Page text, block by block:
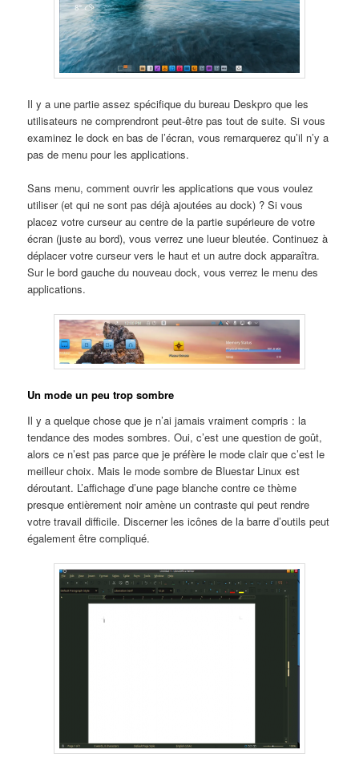
Il y a une partie assez spécifique du bureau Deskpro que les
utilisateurs ne comprendront peut-être pas tout de suite. Si vous
examinez le dock en bas de l’écran, vous remarquerez qu’il n’y a
pas de menu pour les applications.
Sans menu, comment ouvrir les applications que vous voulez
utiliser (et qui ne sont pas déjà ajoutées au dock) ? Si vous
placez votre curseur au centre de la partie supérieure de votre
écran (juste au bord), vous verrez une lueur bleutée. Continuez à
déplacer votre curseur vers le haut et un autre dock apparaîtra.
Sur le bord gauche du nouveau dock, vous verrez le menu des
applications.
Un mode un peu trop sombre
Il y a quelque chose que je n’ai jamais vraiment compris : la
tendance des modes sombres. Oui, c’est une question de goût,
alors ce n’est pas parce que je préfère le mode clair que c’est le
meilleur choix. Mais le mode sombre de Bluestar Linux est
déroutant. L’affichage d’une page blanche contre ce thème
presque entièrement noir amène un contraste qui peut rendre
votre travail difficile. Discerner les icônes de la barre d’outils peut
également être compliqué.